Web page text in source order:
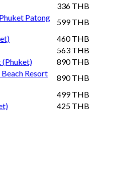
336 THB
Patong
599 THB
460 THB
563 THB
(Phuket)
890 THB
Resort
890 THB
499 THB
425 THB